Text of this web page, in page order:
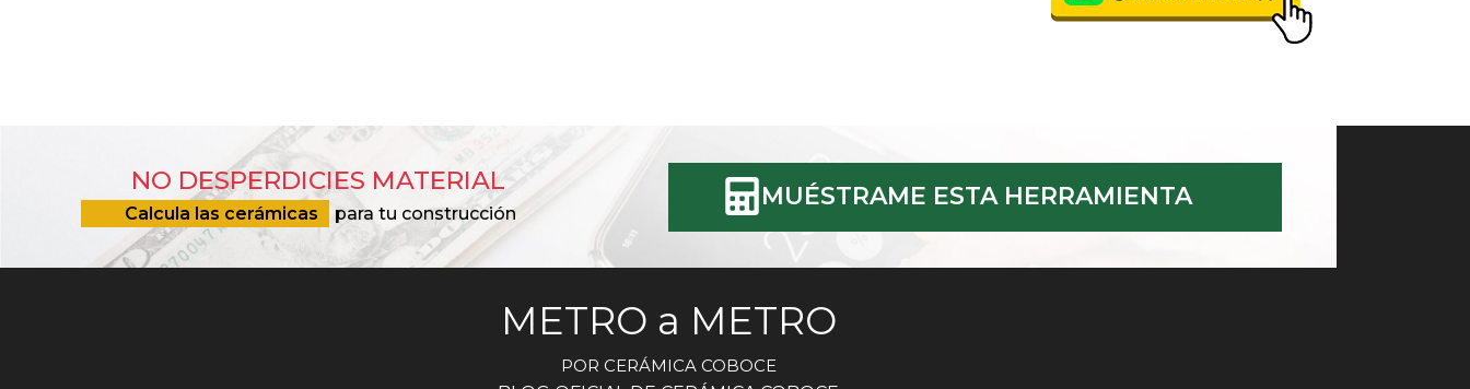
NO DESPERDICIES MATERIAL
Calcula las cerámicas para tu construcción
MUÉSTRAME ESTA HERRAMIENTA
METRO a METRO
POR CERÁMICA COBOCE